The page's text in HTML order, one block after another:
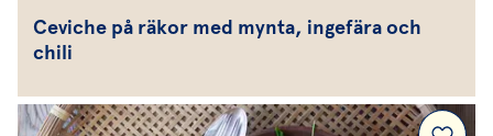
Ceviche på räkor med mynta, ingefära och
chili